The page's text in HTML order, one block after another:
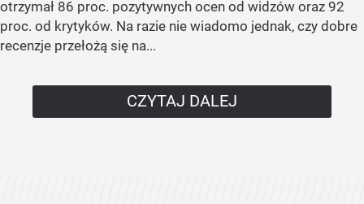
otrzymał 86 proc. pozytywnych ocen od widzów oraz 92
proc. od krytyków. Na razie nie wiadomo jednak, czy dobre
recenzje przełożą się na...
CZYTAJ DALEJ